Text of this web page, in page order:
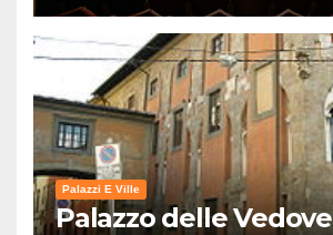
Palazzi E Ville
Palazzo delle Vedove